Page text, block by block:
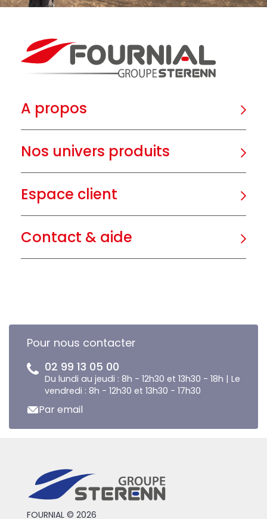
A propos
Nos univers produits
Espace client
Contact & aide
Pour nous contacter
02 99 13 05 00
Du lundi au jeudi : 8h - 12h30 et 13h30 - 18h | Le
vendredi : 8h - 12h30 et 13h30 - 17h30
Par email
FOURNIAL © 2026